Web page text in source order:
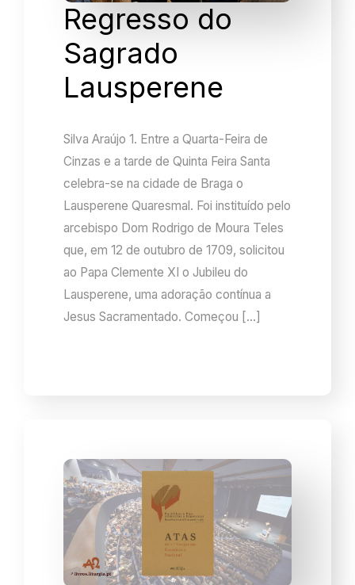
Regresso do
Sagrado
Lausperene
Silva Araújo 1. Entre a Quarta-Feira de
Cinzas e a tarde de Quinta Feira Santa
celebra-se na cidade de Braga o
Lausperene Quaresmal. Foi instituído pelo
arcebispo Dom Rodrigo de Moura Teles
que, em 12 de outubro de 1709, solicitou
ao Papa Clemente XI o Jubileu do
Lausperene, uma adoração contínua a
Jesus Sacramentado. Começou […]